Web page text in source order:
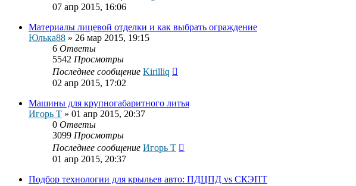
07 апр 2015, 16:06
Материалы лицевой отделки и как выбрать ограждение
Юлька88 » 26 мар 2015, 19:15
6 Ответы
5542 Просмотры
Последнее сообщение Kirilliq
02 апр 2015, 17:02
Машины для крупногабаритного литья
Игорь Т » 01 апр 2015, 20:37
0 Ответы
3099 Просмотры
Последнее сообщение Игорь Т
01 апр 2015, 20:37
Подбор технологии для крыльев авто: ПДЦПД vs СКЭПТ